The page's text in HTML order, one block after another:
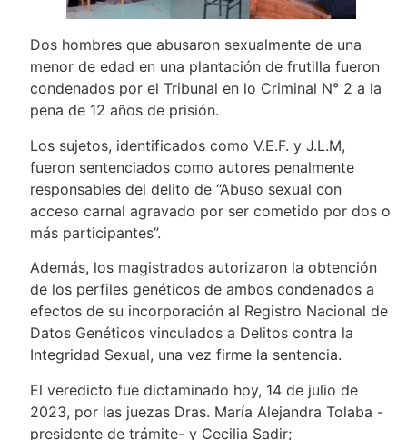
Dos hombres que abusaron sexualmente de una
menor de edad en una plantación de frutilla fueron
condenados por el Tribunal en lo Criminal N° 2 a la
pena de 12 años de prisión.
Los sujetos, identificados como V.E.F. y J.L.M,
fueron sentenciados como autores penalmente
responsables del delito de “Abuso sexual con
acceso carnal agravado por ser cometido por dos o
más participantes”.
Además, los magistrados autorizaron la obtención
de los perfiles genéticos de ambos condenados a
efectos de su incorporación al Registro Nacional de
Datos Genéticos vinculados a Delitos contra la
Integridad Sexual, una vez firme la sentencia.
El veredicto fue dictaminado hoy, 14 de julio de
2023, por las juezas Dras. María Alejandra Tolaba -
presidente de trámite- y Cecilia Sadir;